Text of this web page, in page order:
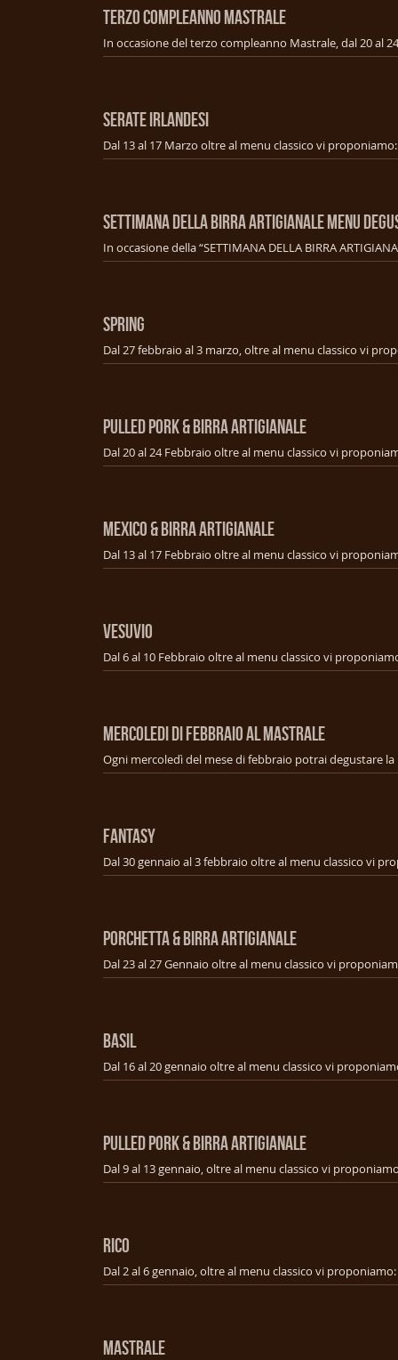
TERZO COMPLEANNO MASTRALE
SERATE IRLANDESI
SETTIMANA DELLA BIRRA ARTIGIANALE MENU
SPRING
PULLED PORK & BIRRA ARTIGIANALE
MEXICO & BIRRA ARTIGIANALE
VESUVIO
MERCOLEDI DI FEBBRAIO AL MASTRALE
FANTASY
PORCHETTA & BIRRA ARTIGIANALE
BASIL
PULLED PORK & BIRRA ARTIGIANALE
RICO
MASTRALE